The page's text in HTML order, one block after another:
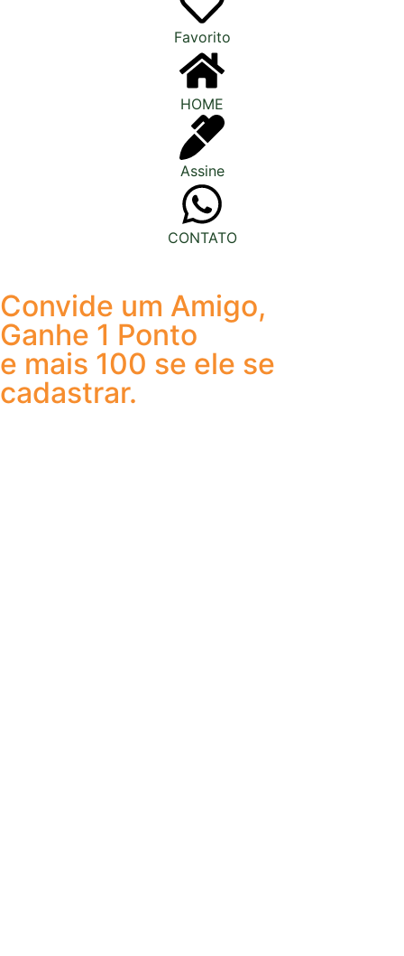
Favorito
HOME
Assine
CONTATO
Convide um Amigo,
Ganhe 1 Ponto
e mais 100 se ele se
cadastrar.